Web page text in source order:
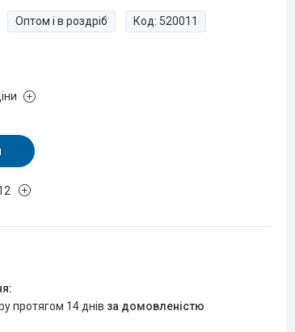
Оптом і в роздріб Код: 520011
протягом 14 днів за домовленістю